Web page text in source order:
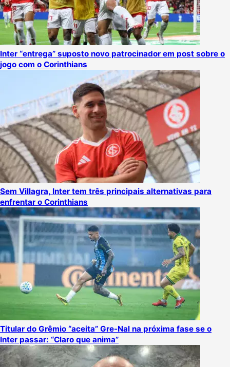
Inter “entrega” suposto novo patrocinador em post sobre o
jogo com o Corinthians
Sem Villagra, Inter tem três principais alternativas para
enfrentar o Corinthians
Titular do Grêmio “aceita” Gre-Nal na próxima fase se o
Inter passar: “Claro que anima”